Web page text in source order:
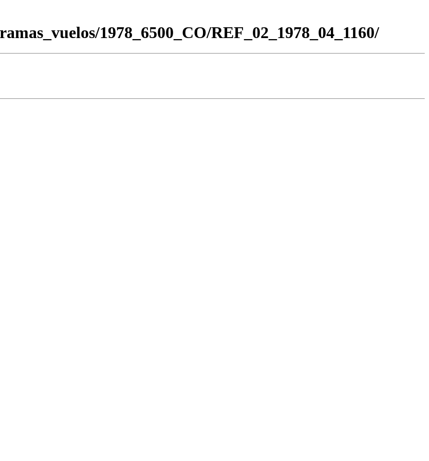
1978_6500_CO/REF_02_1978_04_1160/